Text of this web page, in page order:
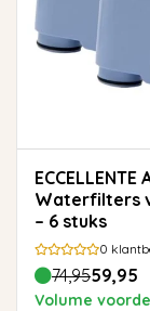
ECCELLENTE AquaClean
Waterfilters
– 6 stuks
0
74,9559,95
Volume